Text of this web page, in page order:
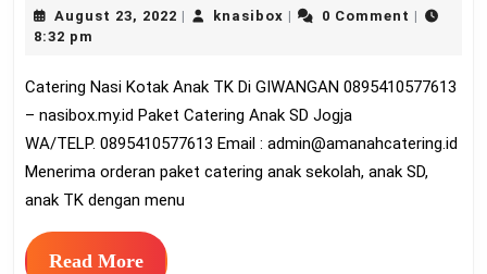
Kotak
TK
August 23, 2022 Augustknasiboxknasibox0 Comment
8:32 pm
Catering Nasi Kotak Anak TK Di GIWANGAN 0895410577613
– nasibox.my.id Paket Catering Anak SD Jogja
WA/TELP. 0895410577613 Email : admin@amanahcatering.id
Menerima orderan paket catering anak sekolah, anak SD,
anak TK dengan menu
Read MoreRead